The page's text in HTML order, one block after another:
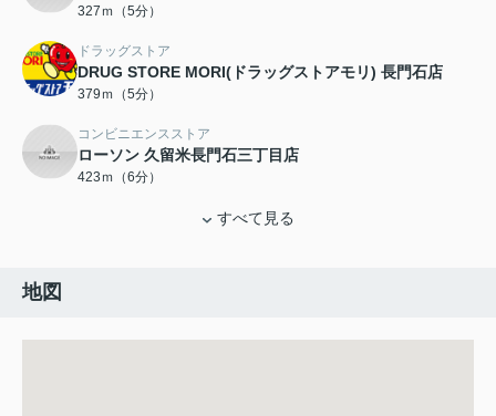
327ｍ（5分）
ドラッグストア
DRUG STORE MORI(ドラッグストアモリ) 長門石店
379ｍ（5分）
コンビニエンスストア
ローソン 久留米長門石三丁目店
423ｍ（6分）
すべて見る
地図